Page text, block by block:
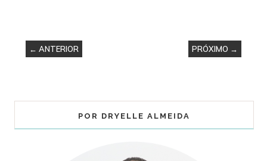
← ANTERIOR PRÓXIMO →
POR DRYELLE ALMEIDA